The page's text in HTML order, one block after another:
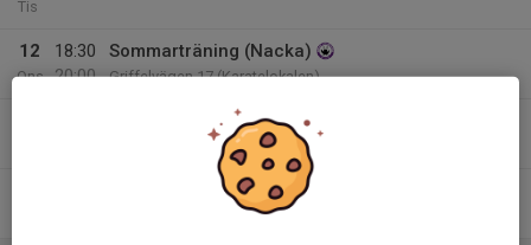
Tis
12
Ons
18:30
20:00
Sommarträning (Nacka)
Griffelvägen 17 (Karatelokalen)
Sommarträning (Söder)